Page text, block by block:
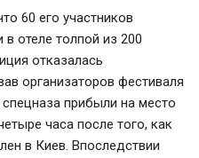
60 его участников
отеле толпой из 200
отказалась
организаторов фестиваля
прибыли на место
часа после того, как
в Киев. Впоследствии